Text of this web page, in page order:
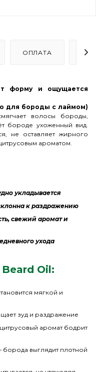
ОПЛАТА
форму и ощущается
для бороды с лаймом)
волосы бороды,
бороде ухоженный вид.
не оставляет жирного
ароматом.
укладывается
к раздражению
свежий аромат и
ухода
Oil:
мягкой и
зуд и раздражение
аромат бодрит
борода выглядит плотной